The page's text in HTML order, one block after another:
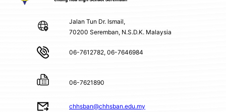
Jalan Tun Dr. Ismail,
70200 Seremban, N.S.D.K. Malaysia
06-7612782, 06-7646984
06-7621890
chhsban@chhsban.edu.my